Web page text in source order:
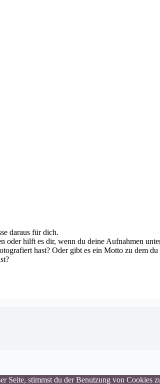
daraus für dich.
hilft es dir, wenn du deine Aufnahmen
hast? Oder gibt es ein Motto zu dem
Seite, stimmst du der Benutzung von Cookies